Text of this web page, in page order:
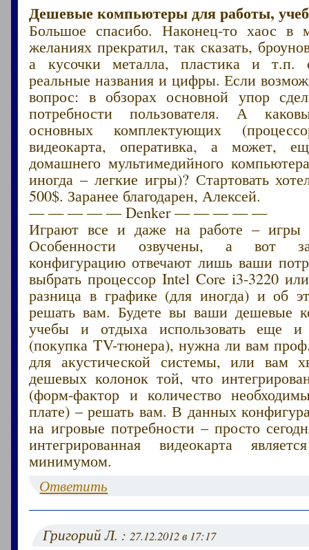
Дешевые компьютеры для работы,
Большое спасибо. Наконец-то хаос в
желаниях прекратил, так сказать,
а кусочки металла, пластика и т.п.
реальные названия и цифры. Если
вопрос: в обзорах основной упор
потребности пользователя. А
основных комплектующих
видеокарта, оперативка, а может,
домашнего мультимедийного
иногда – легкие игры)? Стартовать
500$. Заранее благодарен, Алексей.
— — — — — Denker — — — — —
Играют все и даже на работе – игры
Особенности озвучены, а вот
конфигурацию отвечают лишь ваши
выбрать процессор Intel Core i3-3220
разница в графике (для иногда) и об
решать вам. Будете вы ваши дешевые
учебы и отдыха использовать еще и
(покупка TV-тюнера), нужна ли вам проф.
для акустической системы, или вам
дешевых колонок той, что
(форм-фактор и количество
плате) – решать вам. В данных
на игровые потребности – просто
интегрированная видеокарта
минимумом.
Ответить
Григорий Л. :27.12.2012 в 17:17